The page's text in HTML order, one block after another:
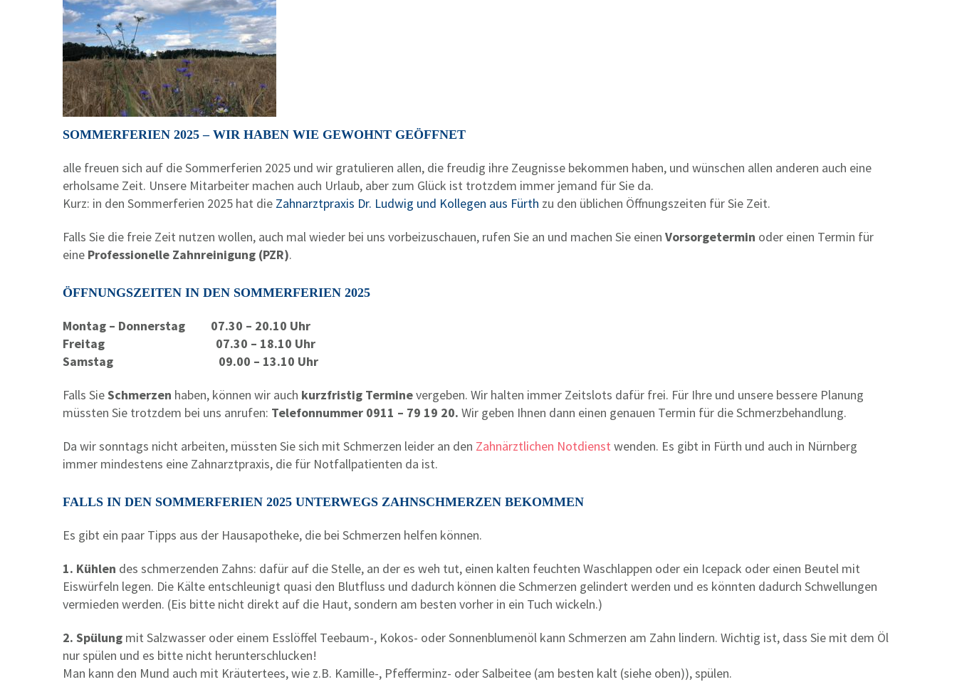
SOMMERFERIEN 2025 – WIR HABEN WIE GEWOHNT GEÖFFNET
alle freuen sich auf die Sommerferien 2025 und wir gratulieren allen, die freudig ihre Zeugnisse bekommen haben, und wünschen allen anderen auch eine
erholsame Zeit. Unsere Mitarbeiter machen auch Urlaub, aber zum Glück ist trotzdem immer jemand für Sie da.
Kurz: in den Sommerferien 2025 hat die Zahnarztpraxis Dr. Ludwig und Kollegen aus Fürth zu den üblichen Öffnungszeiten für Sie Zeit.
Falls Sie die freie Zeit nutzen wollen, auch mal wieder bei uns vorbeizuschauen, rufen Sie an und machen Sie einen Vorsorgetermin oder einen Termin für
eine Professionelle Zahnreinigung (PZR).
ÖFFNUNGSZEITEN IN DEN SOMMERFERIEN 2025
Montag – Donnerstag 07.30 – 20.10 Uhr
Freitag 07.30 – 18.10 Uhr
Samstag 09.00 – 13.10 Uhr
Falls SieSchmerzen haben, können wir auch kurzfristig Terminevergeben. Wir halten immer Zeitslots dafür frei. Für Ihre und unsere bessere Planung
müssten Sie trotzdem bei uns anrufen: Telefonnummer 0911 – 79 19 20. Wir geben Ihnen dann einen genauen Termin für die Schmerzbehandlung.
Da wir sonntags nicht arbeiten, müssten Sie sich mit Schmerzen leider an den Zahnärztlichen Notdienst wenden. Es gibt in Fürth und auch in Nürnberg
immer mindestens eine Zahnarztpraxis, die für Notfallpatienten da ist.
FALLS IN DEN SOMMERFERIEN 2025 UNTERWEGS ZAHNSCHMERZEN BEKOMMEN
Es gibt ein paar Tipps aus der Hausapotheke, die bei Schmerzen helfen können.
1. Kühlen des schmerzenden Zahns: dafür auf die Stelle, an der es weh tut, einen kalten feuchten Waschlappen oder ein Icepack oder einen Beutel mit
Eiswürfeln legen. Die Kälte entschleunigt quasi den Blutfluss und dadurch können die Schmerzen gelindert werden und es könnten dadurch Schwellungen
vermieden werden. (Eis bitte nicht direkt auf die Haut, sondern am besten vorher in ein Tuch wickeln.)
2. Spülung mit Salzwasser oder einem Esslöffel Teebaum-, Kokos- oder Sonnenblumenöl kann Schmerzen am Zahn lindern. Wichtig ist, dass Sie mit dem Öl
nur spülen und es bitte nicht herunterschlucken!
Man kann den Mund auch mit Kräutertees, wie z.B. Kamille-, Pfefferminz- oder Salbeitee (am besten kalt (siehe oben)), spülen.